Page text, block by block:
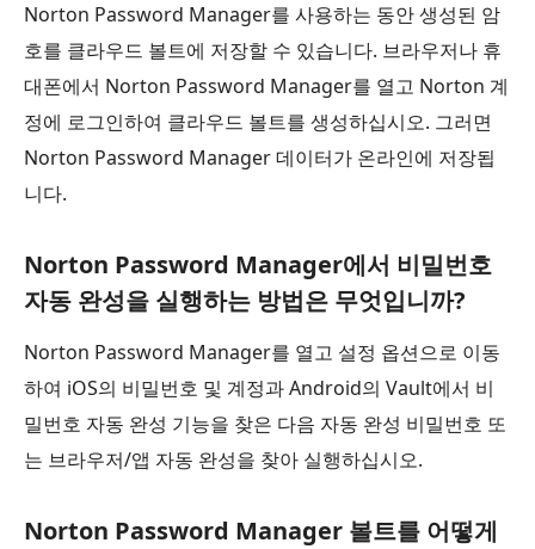
Norton Password Manager를 사용하는 동안 생성된 암
호를 클라우드 볼트에 저장할 수 있습니다. 브라우저나 휴
대폰에서 Norton Password Manager를 열고 Norton 계
정에 로그인하여 클라우드 볼트를 생성하십시오. 그러면
Norton Password Manager 데이터가 온라인에 저장됩
니다.
Norton Password Manager에서 비밀번호
자동 완성을 실행하는 방법은 무엇입니까?
Norton Password Manager를 열고 설정 옵션으로 이동
하여 iOS의 비밀번호 및 계정과 Android의 Vault에서 비
밀번호 자동 완성 기능을 찾은 다음 자동 완성 비밀번호 또
는 브라우저/앱 자동 완성을 찾아 실행하십시오.
Norton Password Manager 볼트를 어떻게